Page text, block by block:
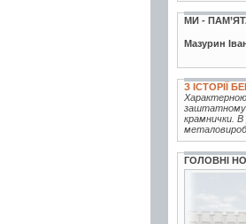
МИ -
Мазурин
З ІСТОРІЇ
Характерною
заштатному
крамнички. В
ГОЛОВНІ